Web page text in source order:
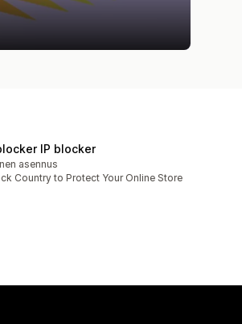
IP blocker
asennus
Country to Protect Your Online Store